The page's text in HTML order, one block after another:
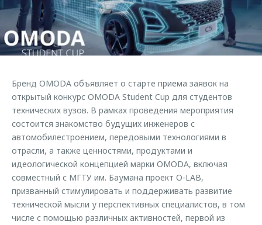
Страхование
Кредитный калькулятор
Аксессуары
Оригинальные аксессуары
Запчасти
Трейд-ин
Калькулятор трейд-ин
Клиентская поддержка
O&J Автоклуб
Клуб владельцев OMODA
Аксессуары
Одежда и сувениры
Оригинальные аксессуары
Запчасти
Обратная связь
Бренд OMODA объявляет о старте приема заявок на
открытый конкурс OMODA Student Cup для студентов
технических вузов. В рамках проведения мероприятия
состоится знакомство будущих инженеров с
автомобилестроением, передовыми технологиями в
отрасли, а также ценностями, продуктами и
идеологической концепцией марки OMODA, включая
совместный с МГТУ им. Баумана проект O-LAB,
призванный стимулировать и поддерживать развитие
технической мысли у перспективных специалистов, в том
числе с помощью различных активностей, первой из